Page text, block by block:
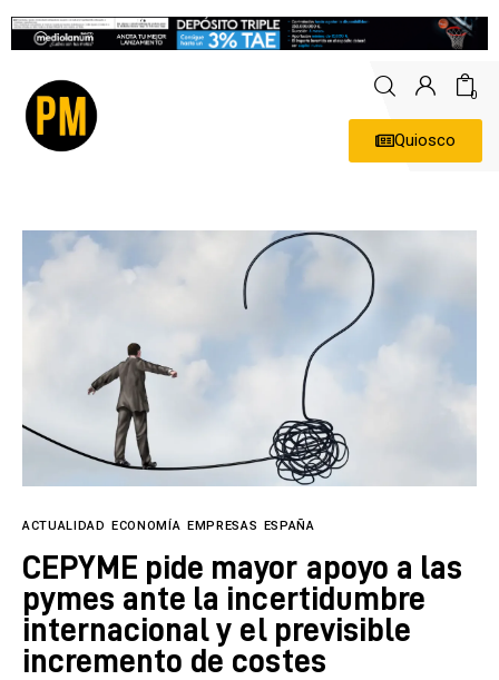
0
Quiosco
Economía
Entrevistas
Expertos
Cultura
LifeStyle
Directorio
ACTUALIDAD ECONOMÍA EMPRESAS ESPAÑA
CEPYME pide mayor apoyo a las
pymes ante la incertidumbre
internacional y el previsible
incremento de costes